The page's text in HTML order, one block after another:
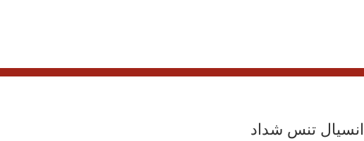
انسيال تنس شداد